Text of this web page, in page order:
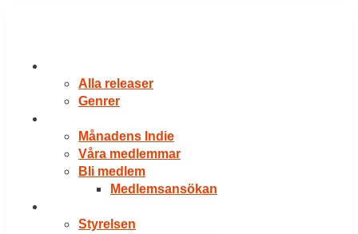
Alla releaser
Genrer
Månadens Indie
Våra medlemmar
Bli medlem
Medlemsansökan
Styrelsen